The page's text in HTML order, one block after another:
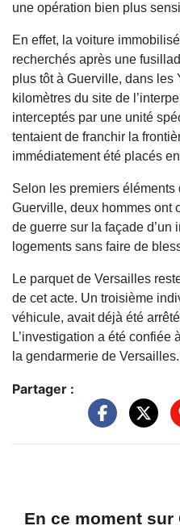
une opération bien plus
En effet, la voiture
recherchés après une
plus tôt à Guerville, dans les
kilomètres du site de
interceptés par une unité
tentaient de franchir la
immédiatement été placés
Selon les premiers éléments
Guerville, deux hommes ont
de guerre sur la façade
logements sans faire de
Le parquet de Versailles
de cet acte. Un troisième
véhicule, avait déjà été
L’investigation a été
la gendarmerie de Versailles.
Partager :
En ce moment sur